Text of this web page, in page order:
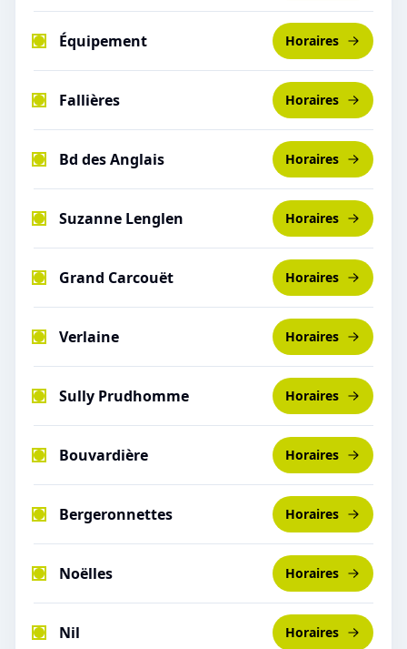
Équipement Horaires
Fallières Horaires
Bd des Anglais Horaires
Suzanne Lenglen Horaires
Grand Carcouët Horaires
Verlaine Horaires
Sully Prudhomme Horaires
Bouvardière Horaires
Bergeronnettes Horaires
Noëlles Horaires
Nil Horaires